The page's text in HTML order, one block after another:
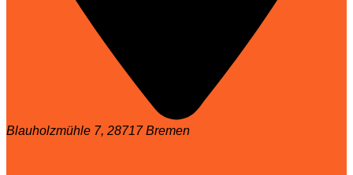
Blauholzmühle 7, 28717 Bremen